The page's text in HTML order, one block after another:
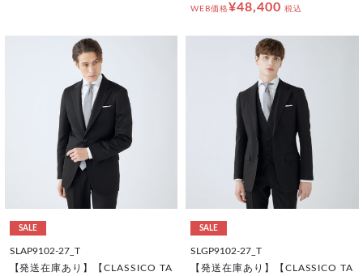
WEB価格¥48,400 税込
SALE
SLAP9102-27_T
【発送在庫あり】【CLASSICO TA
SALE
SLGP9102-27_T
【発送在庫あり】【CLASSICO TA